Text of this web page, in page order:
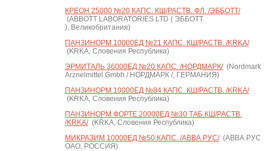
КРЕОН 25000 №20 КАПС. КШ/РАСТВ. ФЛ. /ЭББОТТ/
(ABBOTT LABORATORIES LTD ( ЭББОТТ
), Великобритания)
ПАНЗИНОРМ 10000ЕД №21 КАПС. КШ/РАСТВ. /KRKA/
(KRKA, Словения Республика)
ЭРМИТАЛЬ 36000ЕД №20 КАПС. /НОРДМАРК/(Nordmark
Arzneimittel Gmbh / НОРДМАРК /, ГЕРМАНИЯ)
ПАНЗИНОРМ 10000ЕД №84 КАПС. КШ/РАСТВ. /KRKA/
(KRKA, Словения Республика)
ПАНЗИНОРМ ФОРТЕ 20000ЕД №30 ТАБ.КШ/РАСТВ.
/KRKA/(KRKA, Словения Республика)
МИКРАЗИМ 10000ЕД №50 КАПС. /АВВА РУС/(АВВА РУС
ОАО, РОССИЯ)